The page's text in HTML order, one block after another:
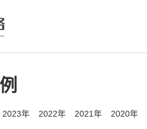
2023年 2022年 2021年 2020年